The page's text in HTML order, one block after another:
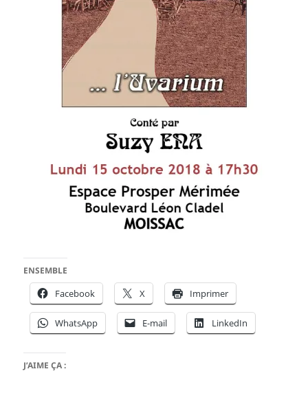
ENSEMBLE
Facebook X Imprimer
WhatsApp E-mail LinkedIn
J’AIME ÇA :